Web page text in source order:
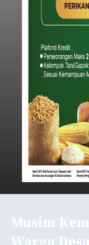
Musim
Warga
Kesulitan
sumber mata air.
warga di